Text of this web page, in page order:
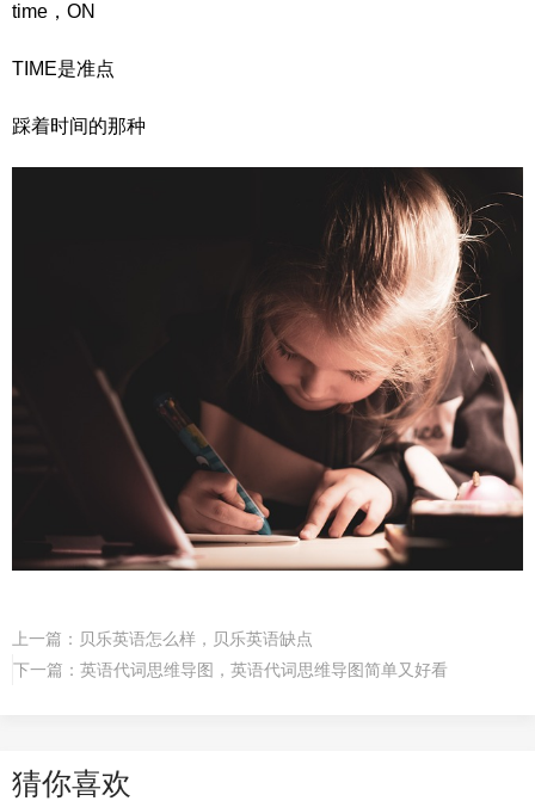
time，ON
TIME是准点
踩着时间的那种
上一篇： 贝乐英语怎么样，贝乐英语缺点
下一篇： 英语代词思维导图，英语代词思维导图简单又好看
猜你喜欢